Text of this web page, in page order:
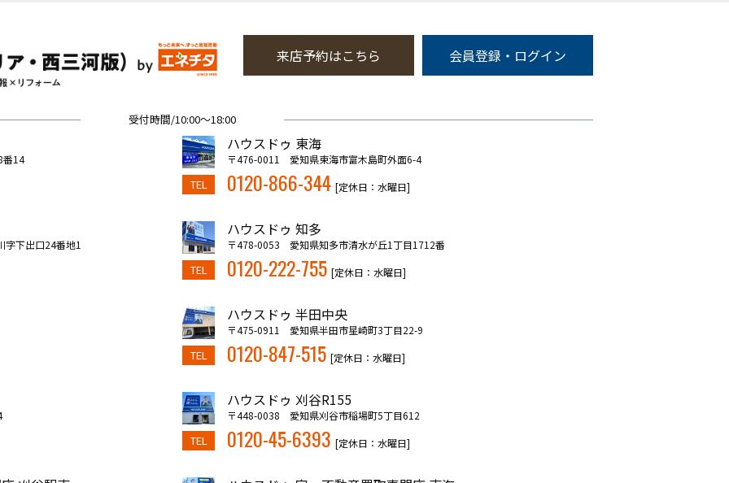
来店予約はこちら 会員登録・ログイン
受付時間/10:00～18:00
番14
ハウスドゥ 東海
〒476-0011 愛知県東海市富木島町外面6-4
TEL 0120-866-344 [定休日：水曜日]
下出口24番地1
ハウスドゥ 知多
〒478-0053 愛知県知多市清水が丘1丁目1712番
TEL 0120-222-755 [定休日：水曜日]
ハウスドゥ 半田中央
〒475-0911 愛知県半田市星崎町3丁目22-9
TEL 0120-847-515 [定休日：水曜日]
ハウスドゥ 刈谷R155
〒448-0038 愛知県刈谷市稲場町5丁目612
TEL 0120-45-6393 [定休日：水曜日]